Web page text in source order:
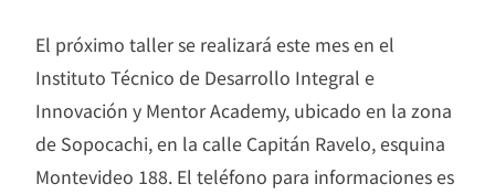
El próximo taller se realizará este mes en el
Instituto Técnico de Desarrollo Integral e
Innovación y Mentor Academy, ubicado en la zona
de Sopocachi, en la calle Capitán Ravelo, esquina
Montevideo 188. El teléfono para informaciones es